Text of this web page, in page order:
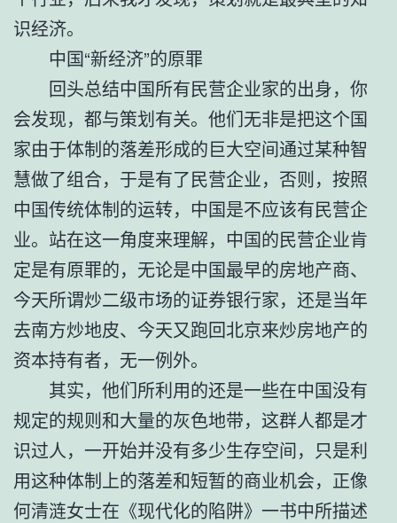
识经济。
中国“新经济”的原罪
回头总结中国所有民营企业家的出身，你
会发现，都与策划有关。他们无非是把这个国
家由于体制的落差形成的巨大空间通过某种智
慧做了组合，于是有了民营企业，否则，按照
中国传统体制的运转，中国是不应该有民营企
业。站在这一角度来理解，中国的民营企业肯
定是有原罪的，无论是中国最早的房地产商、
今天所谓炒二级市场的证券银行家，还是当年
去南方炒地皮、今天又跑回北京来炒房地产的
资本持有者，无一例外。
其实，他们所利用的还是一些在中国没有
规定的规则和大量的灰色地带，这群人都是才
识过人，一开始并没有多少生存空间，只是利
用这种体制上的落差和短暂的商业机会，正像
何清涟女士在《现代化的陷阱》一书中所描述